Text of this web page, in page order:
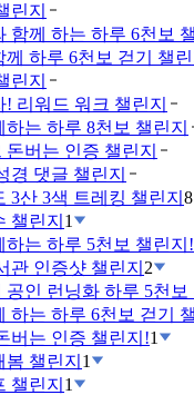
린지
함께 하는 하루 6천보
께 하루 6천보 걷기 챌
린지
리워드 워크 챌린지
는 하루 8천보 챌린지
버는 인증 챌린지
경 댓글 챌린지
3산 3색 트레킹 챌린지 8
챌린지 1
하는 하루 5천보 챌린지!
관 인증샷 챌린지 2
공인 런닝화 하루 5천보
하는 하루 6천보 걷기
버는 인증 챌린지!1
챌린지 1
챌린지 1